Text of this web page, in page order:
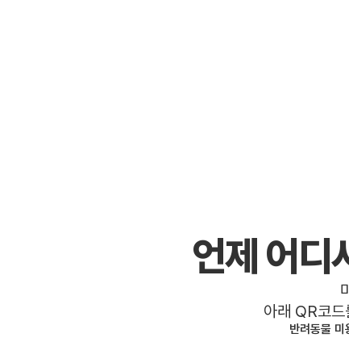
언제 어디
아래 QR코
반려동물